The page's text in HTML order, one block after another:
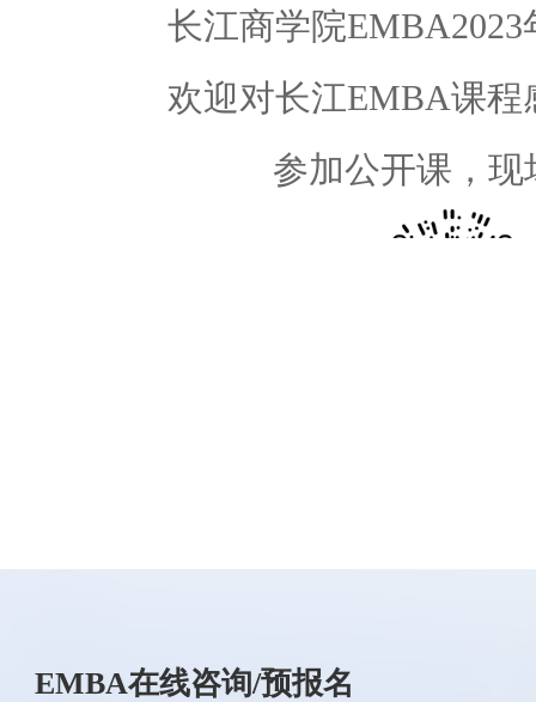
长江商学院
欢迎对长江EMBA课程
参加公开课，现
EMBA在线咨询/预报名